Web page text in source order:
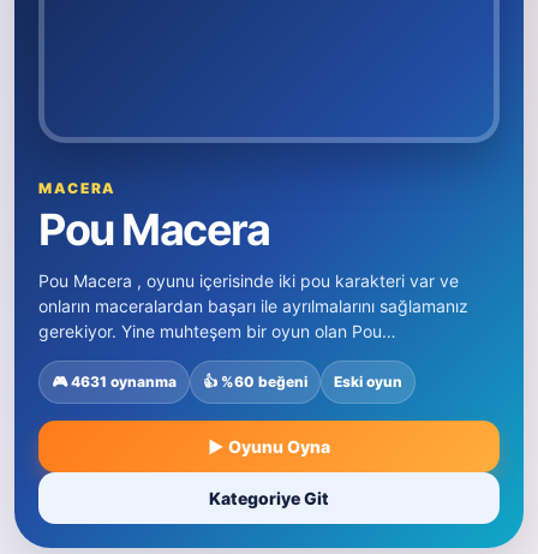
MACERA
Pou Macera
Pou Macera , oyunu içerisinde iki pou karakteri var ve
onların maceralardan başarı ile ayrılmalarını sağlamanız
gerekiyor. Yine muhteşem bir oyun olan Pou…
🎮 4631 oynanma 👍 %60 beğeni Eski oyun
▶ Oyunu Oyna
Kategoriye Git